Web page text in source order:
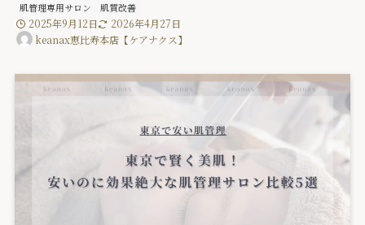
肌管理専用サロン
肌質改善
2025年9月12日
2026年4月27日
keanax恵比寿本店【ケアナクス】